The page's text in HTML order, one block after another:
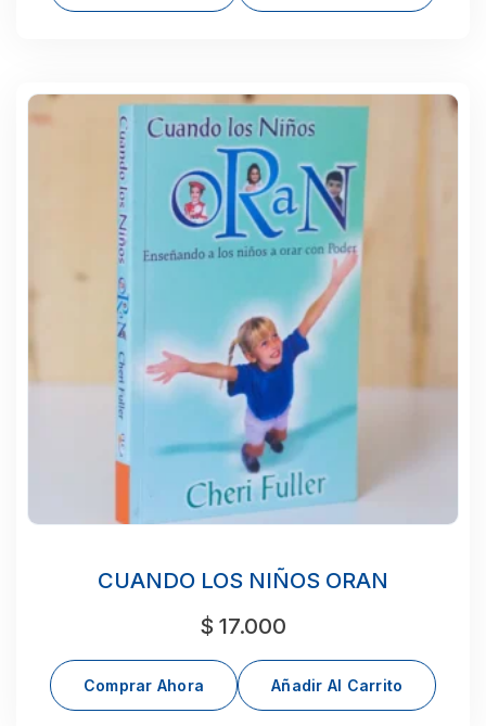
CUANDO LOS NIÑOS ORAN
$ 17.000
Comprar Ahora Añadir Al Carrito